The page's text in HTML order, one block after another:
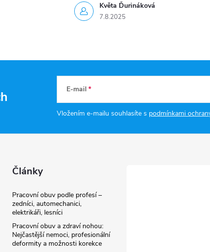
Květa Ďurináková
7.8.2025
E-mail
Vložením e-mailu souhlasíte s podmínkami
Články
Pracovní obuv podle profesí –
zedníci, automechanici,
elektrikáři, lesníci
Pracovní obuv a zdraví nohou:
Nejčastější nemoci, profesionální
deformity a možnosti korekce